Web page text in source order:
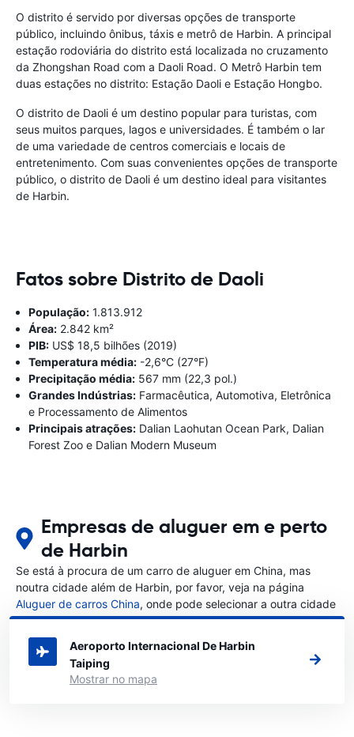
O distrito é servido por diversas opções de transporte
público, incluindo ônibus, táxis e metrô de Harbin. A principal
estação rodoviária do distrito está localizada no cruzamento
da Zhongshan Road com a Daoli Road. O Metrô Harbin tem
duas estações no distrito: Estação Daoli e Estação Hongbo.
O distrito de Daoli é um destino popular para turistas, com
seus muitos parques, lagos e universidades. É também o lar
de uma variedade de centros comerciais e locais de
entretenimento. Com suas convenientes opções de transporte
público, o distrito de Daoli é um destino ideal para visitantes
de Harbin.
Fatos sobre Distrito de Daoli
População: 1.813.912
Área: 2.842 km²
PIB: US$ 18,5 bilhões (2019)
Temperatura média: -2,6°C (27°F)
Precipitação média: 567 mm (22,3 pol.)
Grandes Indústrias: Farmacêutica, Automotiva, Eletrônica
e Processamento de Alimentos
Principais atrações: Dalian Laohutan Ocean Park, Dalian
Forest Zoo e Dalian Modern Museum
Empresas de aluguer em e perto
de Harbin
Se está à procura de um carro de aluguer em China, mas
noutra cidade além de Harbin, por favor, veja na página
Aluguer de carros China, onde pode selecionar a outra cidade
em China que gostaria de alugar um carro
Aeroporto Internacional De Harbin
Taiping
Mostrar no mapa